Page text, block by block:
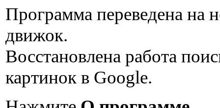
Программа переведена на
движок.
Восстановлена работа
картинок в Google.